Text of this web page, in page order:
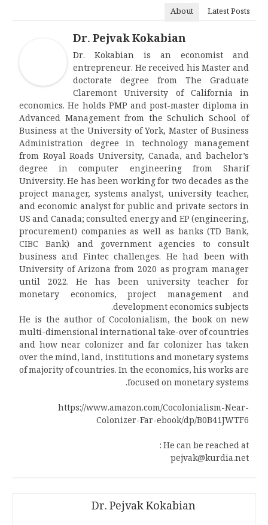
About Latest Posts
Dr. Pejvak Kokabian
Dr. Kokabian is an economist and
entrepreneur. He received his Master and
doctorate degree from The Graduate
Claremont University of California in
economics. He holds PMP and post-master diploma in
Advanced Management from the Schulich School of
Business at the University of York, Master of Business
Administration degree in technology management
from Royal Roads University, Canada, and bachelor’s
degree in computer engineering from Sharif
University. He has been working for two decades as the
project manager, systems analyst, university teacher,
and economic analyst for public and private sectors in
US and Canada; consulted energy and EP (engineering,
procurement) companies as well as banks (TD Bank,
CIBC Bank) and government agencies to consult
business and Fintec challenges. He had been with
University of Arizona from 2020 as program manager
until 2022. He has been university teacher for
monetary economics, project management and
development economics subjects.
He is the author of Cocolonialism, the book on new
multi-dimensional international take-over of countries
and how near colonizer and far colonizer has taken
over the mind, land, institutions and monetary systems
of majority of countries. In the economics, his works are
focused on monetary systems.
https://www.amazon.com/Cocolonialism-Near-
Colonizer-Far-ebook/dp/B0B41JWTF6
He can be reached at :
pejvak@kurdia.net
Dr. Pejvak Kokabian